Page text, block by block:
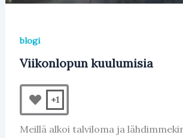
blogi
Viikonlopun kuulumisia
+1
Meillä alkoi talviloma ja